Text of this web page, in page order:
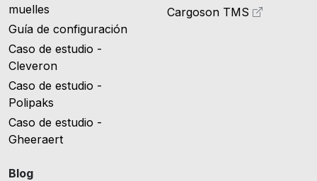
muelles
Guía de configuración
Caso de estudio -
Cleveron
Caso de estudio -
Polipaks
Caso de estudio -
Gheeraert
Blog
Cargoson TMS